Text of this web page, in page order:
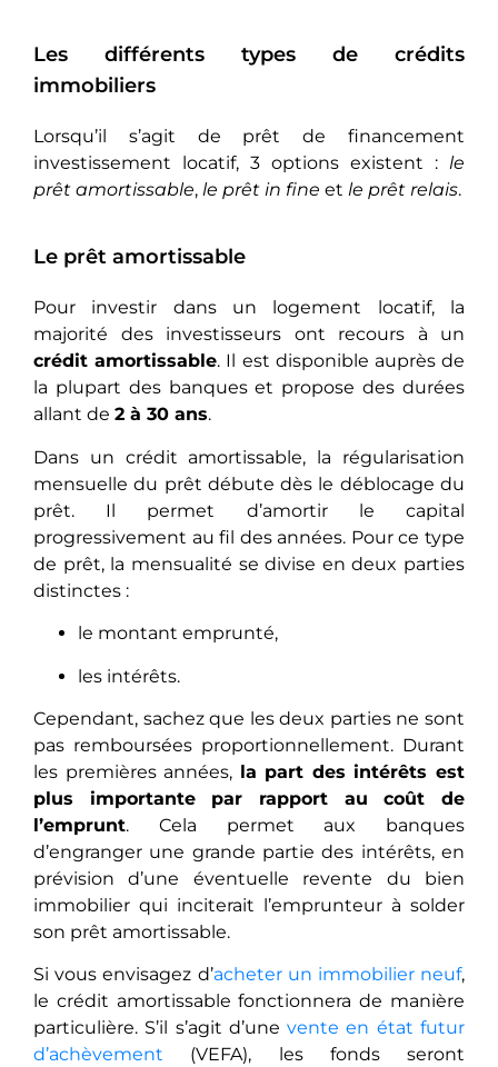
Les différents types de crédits
immobiliers
Lorsqu’il s’agit de prêt de financement
investissement locatif, 3 options existent : le
prêt amortissable, le prêt in fine et le prêt relais.
Le prêt amortissable
Pour investir dans un logement locatif, la
majorité des investisseurs ont recours à un
crédit amortissable. Il est disponible auprès de
la plupart des banques et propose des durées
allant de 2 à 30 ans.
Dans un crédit amortissable, la régularisation
mensuelle du prêt débute dès le déblocage du
prêt. Il permet d’amortir le capital
progressivement au fil des années. Pour ce type
de prêt, la mensualité se divise en deux parties
distinctes :
le montant emprunté,
les intérêts.
Cependant, sachez que les deux parties ne sont
pas remboursées proportionnellement. Durant
les premières années, la part des intérêts est
plus importante par rapport au coût de
l’emprunt. Cela permet aux banques
d’engranger une grande partie des intérêts, en
prévision d’une éventuelle revente du bien
immobilier qui inciterait l’emprunteur à solder
son prêt amortissable.
Si vous envisagez d’acheter un immobilier neuf,
le crédit amortissable fonctionnera de manière
particulière. S’il s’agit d’une vente en état futur
d’achèvement (VEFA), les fonds seront